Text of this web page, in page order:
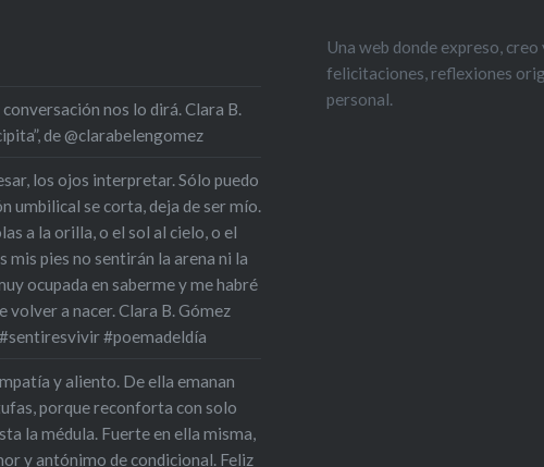
nos lo dirá. Clara B.
de @clarabelengomez
los ojos interpretar. Sólo puedo
umbilical se corta, deja de ser mío.
a la orilla, o el sol al cielo, o el
mis pies no sentirán la arena ni la
ocupada en saberme y me habré
volver a nacer. Clara B. Gómez
#poemadeldía
y aliento. De ella emanan
porque reconforta con solo
la médula. Fuerte en ella misma,
y antónimo de condicional. Feliz
Una web donde expreso,
felicitaciones, reflexiones
personal.